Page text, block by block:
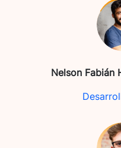
Nelson Fabián